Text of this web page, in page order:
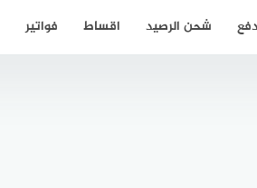
شحن الرصيد اقساط فواتير